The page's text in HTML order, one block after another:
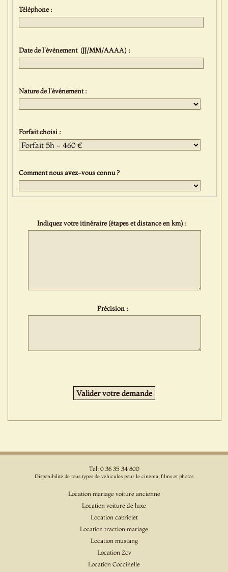
Téléphone :
Date de l'évènement (JJ/MM/AAAA) :
Nature de l'événement :
Forfait choisi :
Comment nous avez-vous connu ?
Indiquez votre itinéraire (étapes et distance en km) :
Précision :
Tél: 0 36 35 34 800
Disponibilité de tous types de véhicules pour le cinéma, films et photos
Location mariage voiture ancienne
Location voiture de luxe
Location cabriolet
Location traction mariage
Location mustang
Location 2cv
Location Coccinelle